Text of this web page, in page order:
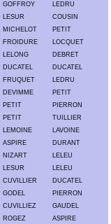
GOFFROY
LEDRU
LESUR
COUSIN
MICHELOT
PETIT
FROIDURE
LOCQUET
LELONG
DEBRET
DUCATEL
DUCATEL
FRUQUET
LEDRU
DEVIMME
PETIT
PETIT
PIERRON
PETIT
TUILLIER
LEMOINE
LAVOINE
ASPIRE
DURANT
NIZART
LELEU
LESUR
LELEU
CUVILLIER
DUCATEL
GODEL
PIERRON
CUVILLIEZ
GAUDEL
ROGEZ
ASPIRE